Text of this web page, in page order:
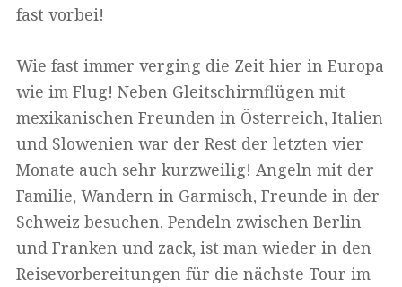
fast vorbei!
Wie fast immer verging die Zeit hier in Europa
wie im Flug! Neben Gleitschirmflügen mit
mexikanischen Freunden in Österreich, Italien
und Slowenien war der Rest der letzten vier
Monate auch sehr kurzweilig! Angeln mit der
Familie, Wandern in Garmisch, Freunde in der
Schweiz besuchen, Pendeln zwischen Berlin
und Franken und zack, ist man wieder in den
Reisevorbereitungen für die nächste Tour im